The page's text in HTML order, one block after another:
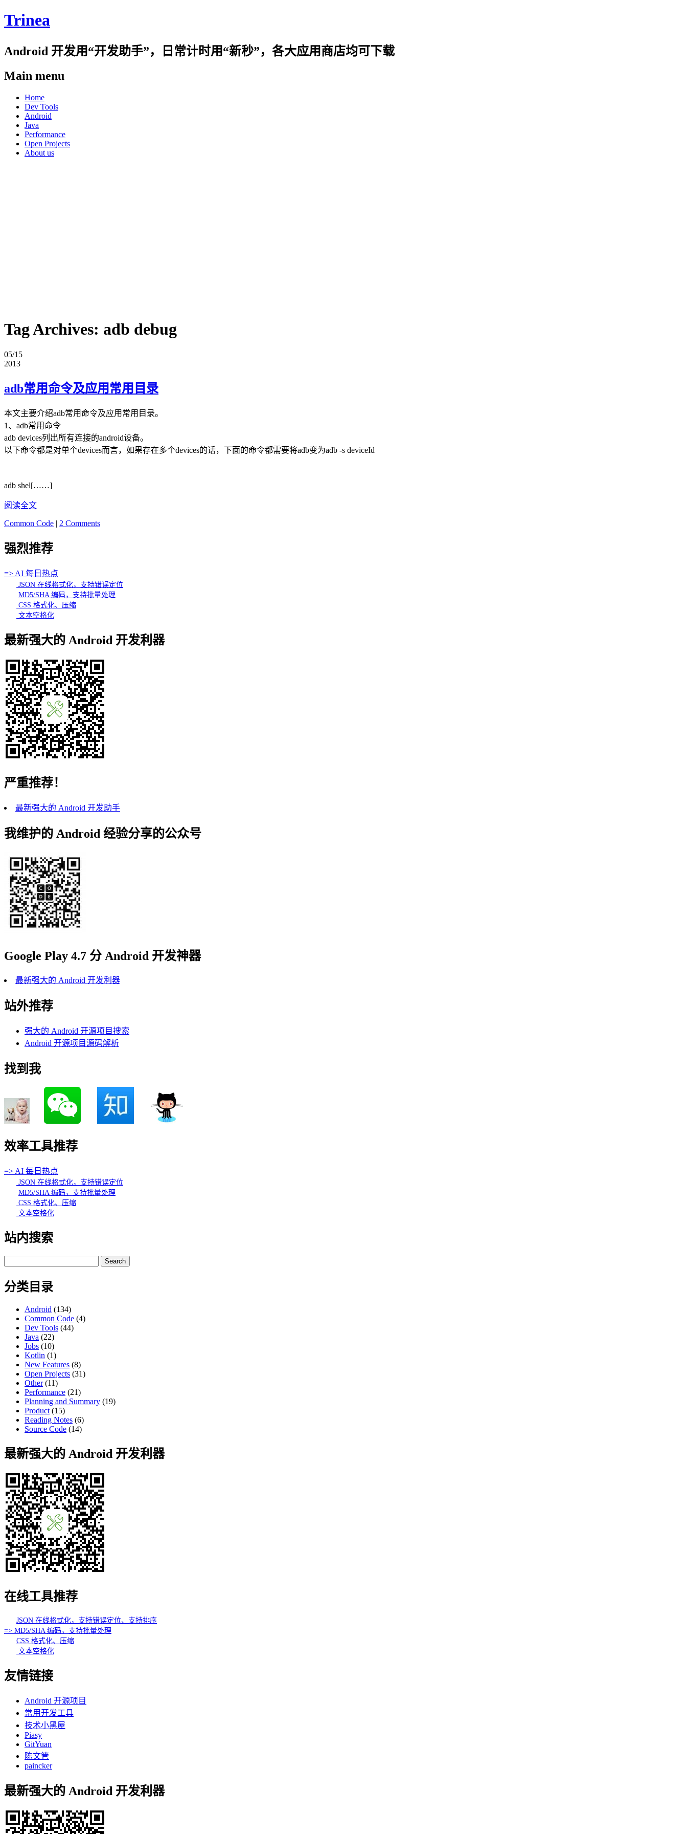
Trinea
Android 开发用“开发助手”，日常计时用“新秒”，各大应用商店均可下载
Main menu
Skip
content
Home
Dev Tools
Android
Java
Performance
Open Projects
About us
Tag Archives: adb debug
05/15
2013
adb常用命令及应用常用目录
本文主要介绍adb常用命令及应用常用目录。
1、adb常用命令
adb devices列出所有连接的android设备。
以下命令都是对单个devices而言，如果存在多个devices的话，下面的命令都需要将adb变为adb -s deviceId
adb shel[……]
阅读全文
Common Code | 2 Comments
强烈推荐
=> AI 每日热点
JSON 在线格式化，支持错误定位
MD5/SHA 编码，支持批量处理
CSS 格式化、压缩
文本空格化
最新强大的 Android 开发利器
严重推荐！
最新强大的 Android 开发助手
我维护的 Android 经验分享的公众号
Google Play 4.7 分 Android 开发神器
最新强大的 Android 开发利器
站外推荐
强大的 Android 开源项目搜索
Android 开源项目源码解析
找到我
效率工具推荐
=> AI 每日热点
JSON 在线格式化，支持错误定位
MD5/SHA 编码，支持批量处理
CSS 格式化、压缩
文本空格化
站内搜索
for:
分类目录
Android (134)
Common Code (4)
Dev Tools (44)
Java (22)
Jobs (10)
Kotlin (1)
New Features (8)
Open Projects (31)
Other(11)
Performance (21)
Planning and Summary (19)
Product (15)
Reading Notes (6)
Source Code (14)
最新强大的 Android 开发利器
在线工具推荐
JSON 在线格式化，支持错误定位、支持排序
=> MD5/SHA 编码，支持批量处理
CSS 格式化、压缩
文本空格化
友情链接
Android 开源项目
常用开发工具
技术小黑屋
Piasy
GitYuan
陈文管
paincker
最新强大的 Android 开发利器